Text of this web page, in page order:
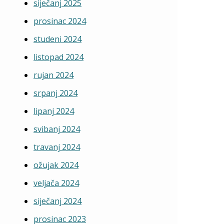
siječanj 2025
prosinac 2024
studeni 2024
listopad 2024
rujan 2024
srpanj 2024
lipanj 2024
svibanj 2024
travanj 2024
ožujak 2024
veljača 2024
siječanj 2024
prosinac 2023